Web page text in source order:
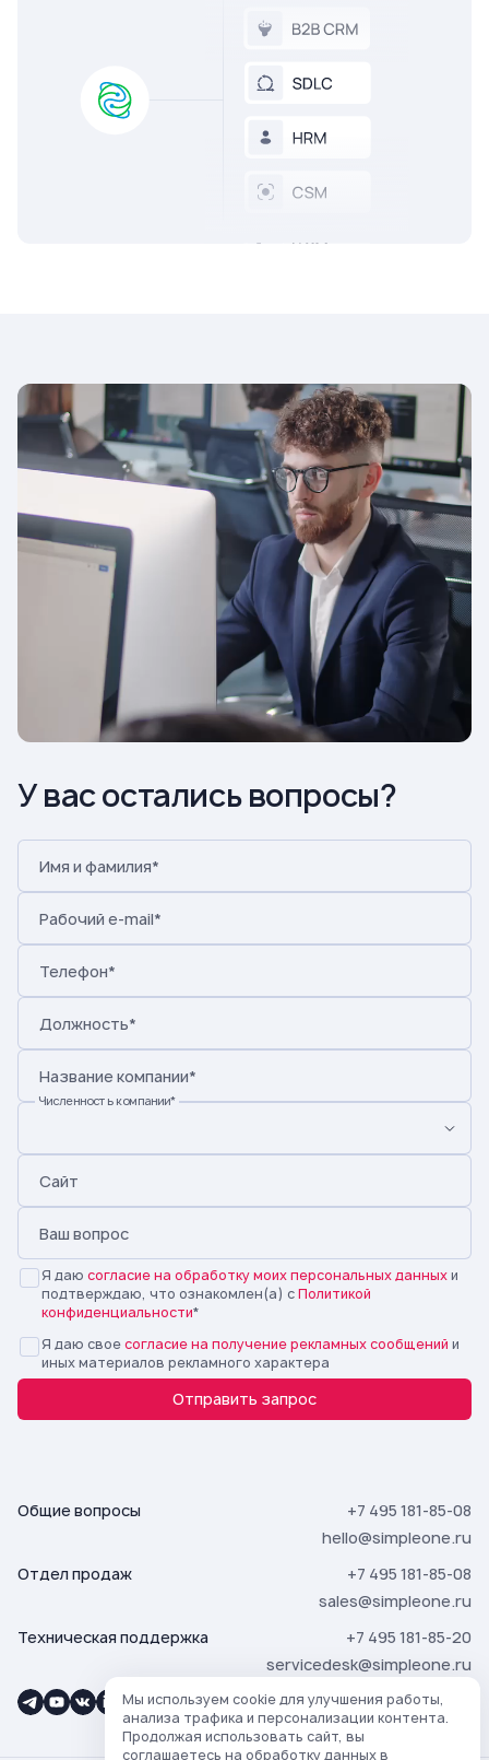
У вас остались вопросы?
Имя и фамилия*
Рабочий e-mail*
Телефон*
Должность*
Название компании*
Численность компании*
Сайт
Ваш вопрос
Я даю согласие на обработку моих персональных данныхи
подтверждаю, что ознакомлен(а) сПолитикой
конфиденциальности*
Я даю своесогласие на получение рекламных сообщений и
иных материалов рекламного характера
Отправить запрос
Мы используем cookie для улучшения работы,
анализа трафика и персонализации контента.
Продолжая использовать сайт, вы
соглашаетесь на обработку данных в
Общие вопросы
+7 495 181-85-08
hello@simpleone.ru
Отдел продаж
+7 495 181-85-08
sales@simpleone.ru
Техническая поддержка
+7 495 181-85-20
servicedesk@simpleone.ru